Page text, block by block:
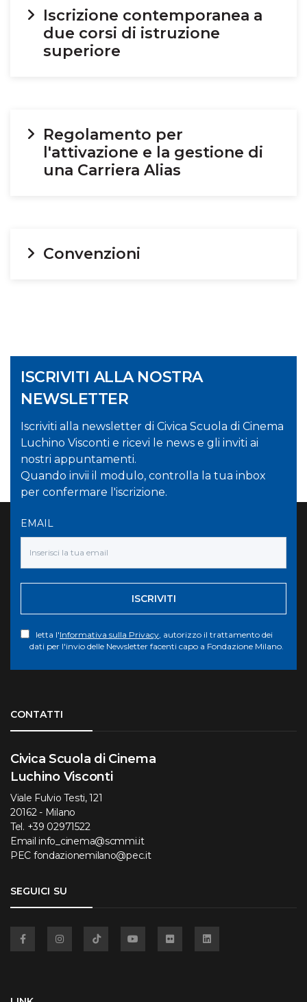
Iscrizione contemporanea a
due corsi di istruzione
superiore
Regolamento per
l'attivazione e la gestione di
una Carriera Alias
Convenzioni
ISCRIVITI ALLA NOSTRA
NEWSLETTER
Iscriviti alla newsletter di Civica Scuola di Cinema
Luchino Visconti e ricevi le news e gli inviti ai
nostri appuntamenti.
Quando invii il modulo, controlla la tua inbox
per confermare l'iscrizione.
EMAIL
ISCRIVITI
letta l'Informativa sulla Privacy, autorizzo il trattamento dei
dati per l'invio delle Newsletter facenti capo a Fondazione Milano.
CONTATTI
Civica Scuola di Cinema
Luchino Visconti
Viale Fulvio Testi, 121
20162 - Milano
Tel. +39 02971522
Email info_cinema@scmmi.it
PEC fondazionemilano@pec.it
SEGUICI SU